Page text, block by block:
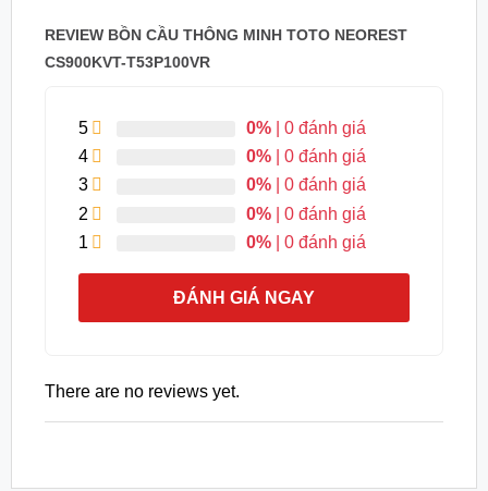
REVIEW BỒN CẦU THÔNG MINH TOTO NEOREST
CS900KVT-T53P100VR
5 0% | 0 đánh giá
4
0% | 0 đánh giá
3
0% | 0 đánh giá
2
0% | 0 đánh giá
1
0% | 0 đánh giá
ĐÁNH GIÁ NGAY
There are no reviews yet.